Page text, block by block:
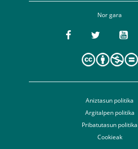
Nor gara
Aniztasun politika
Argitalpen politika
Pribatutasun politika
Cookieak